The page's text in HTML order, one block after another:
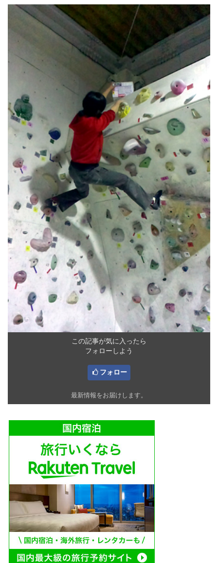
この記事が気に入ったら
フォローしよう
フォロー
最新情報をお届けします。